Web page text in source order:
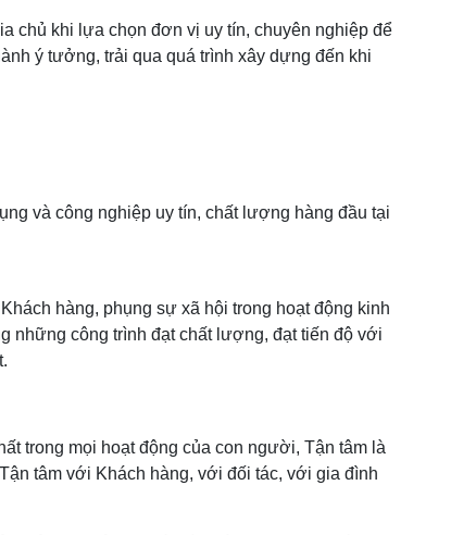
chủ khi lựa chọn đơn vị uy tín, chuyên nghiệp để
ý tưởng, trải qua quá trình xây dựng đến khi
và công nghiệp uy tín, chất lượng hàng đầu tại
hàng, phụng sự xã hội trong hoạt động kinh
những công trình đạt chất lượng, đạt tiến độ với
trong mọi hoạt động của con người, Tận tâm là
tâm với Khách hàng, với đối tác, với gia đình